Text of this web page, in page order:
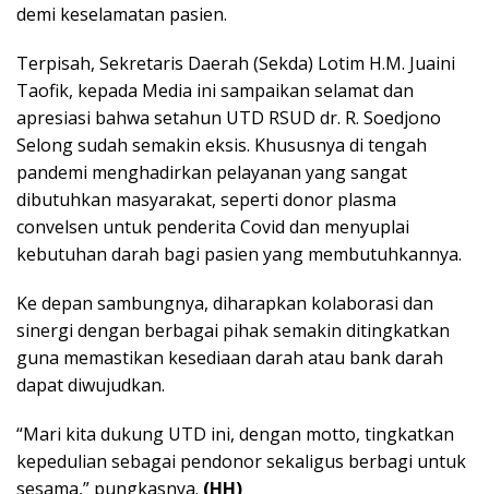
demi keselamatan pasien.
Terpisah, Sekretaris Daerah (Sekda) Lotim H.M. Juaini
Taofik, kepada Media ini sampaikan selamat dan
apresiasi bahwa setahun UTD RSUD dr. R. Soedjono
Selong sudah semakin eksis. Khususnya di tengah
pandemi menghadirkan pelayanan yang sangat
dibutuhkan masyarakat, seperti donor plasma
convelsen untuk penderita Covid dan menyuplai
kebutuhan darah bagi pasien yang membutuhkannya.
Ke depan sambungnya, diharapkan kolaborasi dan
sinergi dengan berbagai pihak semakin ditingkatkan
guna memastikan kesediaan darah atau bank darah
dapat diwujudkan.
“Mari kita dukung UTD ini, dengan motto, tingkatkan
kepedulian sebagai pendonor sekaligus berbagi untuk
sesama,” pungkasnya. (HH)